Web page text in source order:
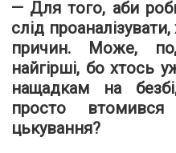
— Для того, аби
слід
причин. Може,
найгірші, бо хтось
нащадкам на
просто втомився
цькування?